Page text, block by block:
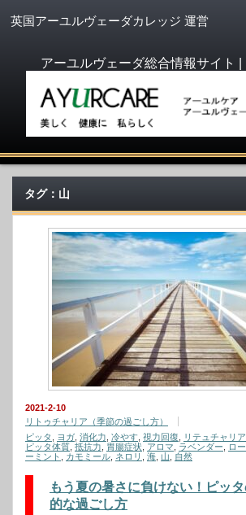
英国アーユルヴェーダカレッジ 運営
タグ：山
2021-2-10
リトゥチャリア（季節の過ごし方）
ピッタ
ヨガ 消化力 冷やす 視力回復 リテュチャリア
ピッタ体質 抵抗力 胃腸症状 アロマ ラベンダー ロ
ーミント
カモミール ネロリ 海 山 自然
もう夏の暑さに負けない！ピッ
的な過ごし方